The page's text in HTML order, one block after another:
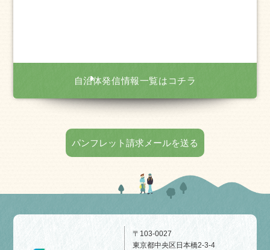
自治体発信情報一覧はコチラ
パンフレット請求メールを送る
〒103-0027
東京都中央区日本橋2-3-4